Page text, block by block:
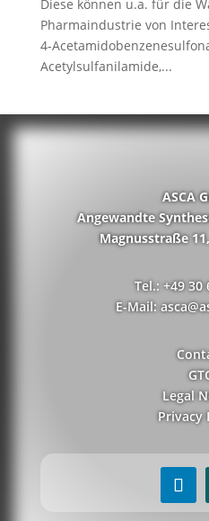
Diese können u.a. für die
Pharmaindustrie von
4-
Acetylsulfanilamide,...
ASCA
Angewandte
Magnusstraße
Tel.: +49 30
E-Mail:
Legal
Privacy